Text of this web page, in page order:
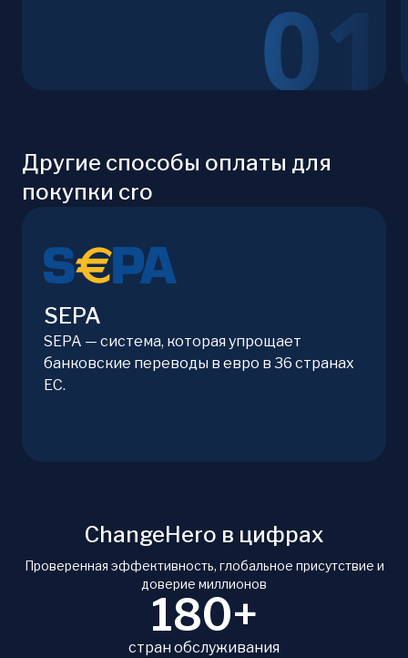
Другие способы оплаты для
покупки cro
SEPA
SEPA — система, которая упрощает
банковские переводы в евро в 36 странах
ЕС.
ChangeHero в цифрах
Проверенная эффективность, глобальное присутствие и
доверие миллионов
180+
стран обслуживания